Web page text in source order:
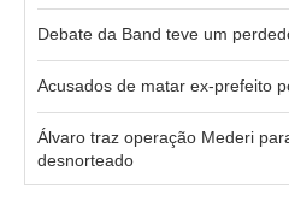
Debate da Band teve um
Acusados de matar ex-prefeito
Álvaro traz operação Mederi
desnorteado